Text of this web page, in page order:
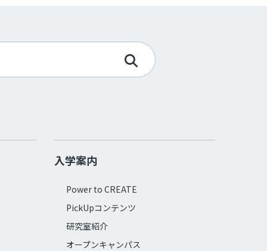
入学案内
Power to CREATE
PickUpコンテンツ
研究室紹介
オープンキャンパス